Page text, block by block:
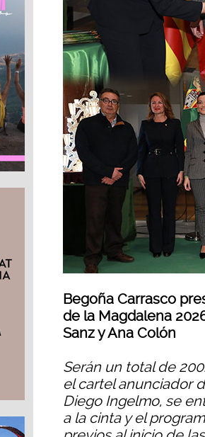
Begoña Carrasco
de la Magdalena
Sanz y Ana Colón
Serán un total de
el cartel anunciador
Diego Ingelmo, se
a la cinta y el